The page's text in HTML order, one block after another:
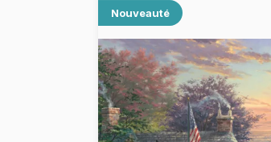
Formats
Âges
Artistes
Accessoires
Puzzles en bois
Nouveauté